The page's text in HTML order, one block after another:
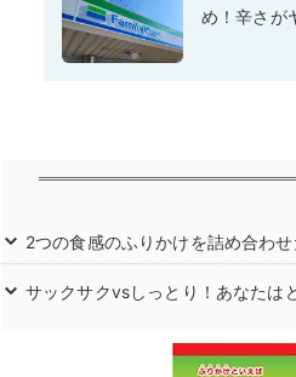
め！辛さが
2つの食感のふりかけを詰め合わ
サックサクvsしっとり！あなたは